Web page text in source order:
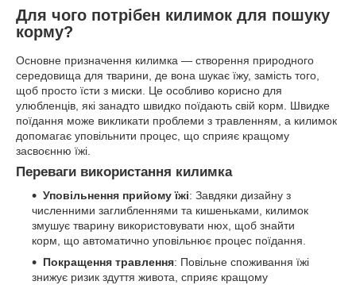
Для чого потрібен килимок для пошуку
корму?
Основне призначення килимка — створення природного
середовища для тварини, де вона шукає їжу, замість того,
щоб просто їсти з миски. Це особливо корисно для
улюбленців, які занадто швидко поїдають свій корм. Швидке
поїдання може викликати проблеми з травленням, а килимок
допомагає уповільнити процес, що сприяє кращому
засвоєнню їжі.
Переваги використання килимка
Уповільнення прийому їжі: Завдяки дизайну з
численними заглибленнями та кишеньками, килимок
змушує тварину використовувати нюх, щоб знайти
корм, що автоматично уповільнює процес поїдання.
Покращення травлення: Повільне споживання їжі
знижує ризик здуття живота, сприяє кращому